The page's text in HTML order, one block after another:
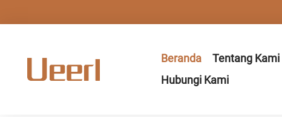
Beranda Tentang Kami
Hubungi Kami